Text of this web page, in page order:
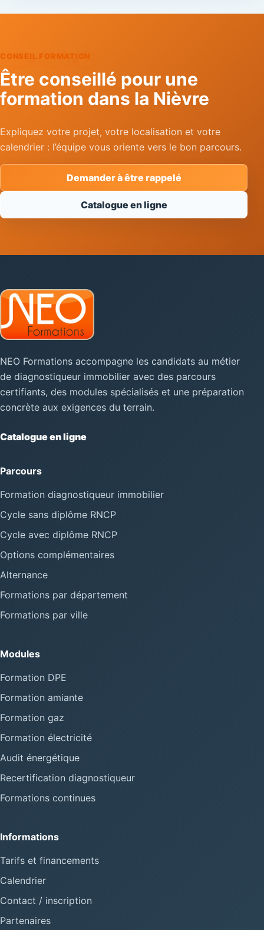
CONSEIL FORMATION
Être conseillé pour une
formation dans la Nièvre
Expliquez votre projet, votre localisation et votre
calendrier : l’équipe vous oriente vers le bon parcours.
Demander à être rappelé
Catalogue en ligne
NEO Formations accompagne les candidats au métier
de diagnostiqueur immobilier avec des parcours
certifiants, des modules spécialisés et une préparation
concrète aux exigences du terrain.
Catalogue en ligne
Parcours
Formation diagnostiqueur immobilier
Cycle sans diplôme RNCP
Cycle avec diplôme RNCP
Options complémentaires
Alternance
Formations par département
Formations par ville
Modules
Formation DPE
Formation amiante
Formation gaz
Formation électricité
Audit énergétique
Recertification diagnostiqueur
Formations continues
Informations
Tarifs et financements
Calendrier
Contact / inscription
Partenaires